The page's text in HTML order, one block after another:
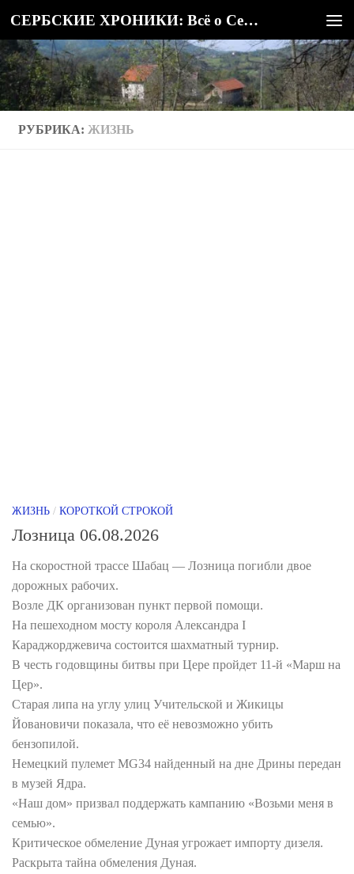
Под записью СЕРБСКИЕ ХРОНИКИ: Всё о Сербии
РУБРИКА: ЖИЗНЬ
ЖИЗНЬ / КОРОТКОЙ СТРОКОЙ
Лозница 06.08.2026
На скоростной трассе Шабац — Лозница погибли двое
дорожных рабочих.
Возле ДК организован пункт первой помощи.
На пешеходном мосту короля Александра I
Караджорджевича состоится шахматный турнир.
В честь годовщины битвы при Цере пройдет 11-й «Марш на
Цер».
Старая липа на углу улиц Учительской и Жикицы
Йовановичи показала, что её невозможно убить
бензопилой.
Немецкий пулемет MG34 найденный на дне Дрины передан
в музей Ядра.
«Наш дом» призвал поддержать кампанию «Возьми меня в
семью».
Критическое обмеление Дуная угрожает импорту дизеля.
Раскрыта тайна обмеления Дуная.